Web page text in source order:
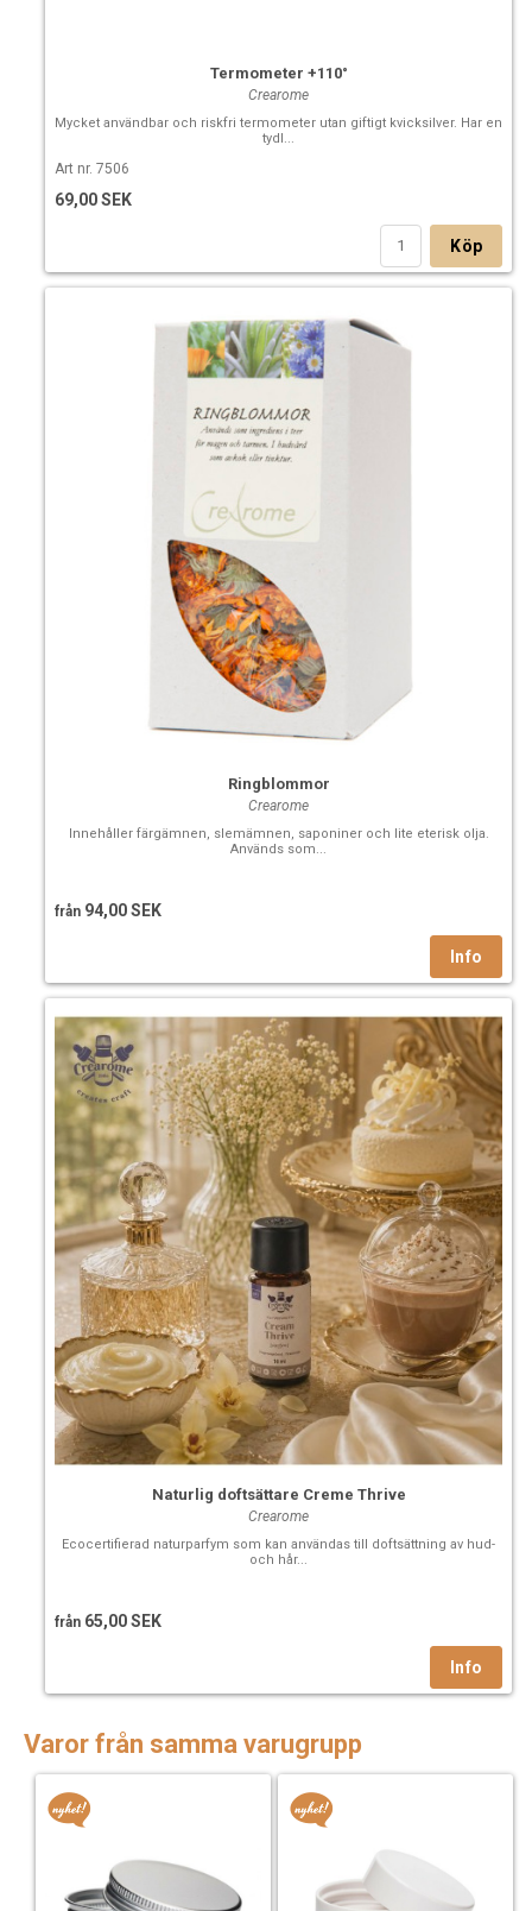
Termometer +110°
Crearome
Mycket användbar och riskfri termometer utan giftigt kvicksilver. Har en
tydl...
Art nr. 7506
69,00 SEK
Köp
Ringblommor
Crearome
Innehåller färgämnen, slemämnen, saponiner och lite eterisk olja.
Används som...
från 94,00 SEK
Naturlig doftsättare Creme Thrive
Crearome
Ecocertifierad naturparfym som kan användas till doftsättning av hud-
och hår...
från 65,00 SEK
Varor från samma varugrupp